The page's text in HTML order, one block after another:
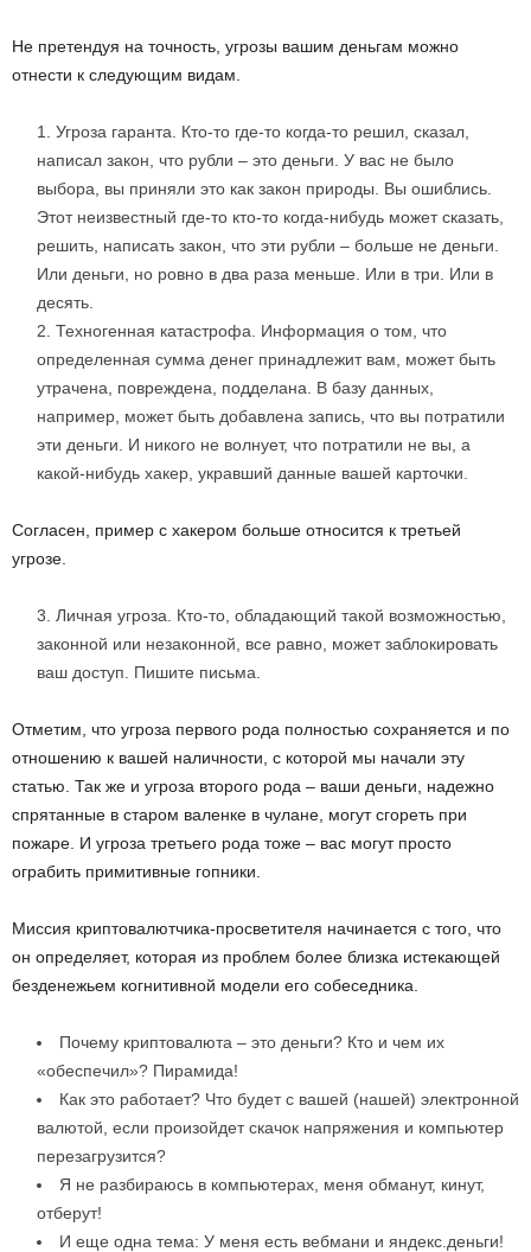
Не претендуя на точность, угрозы вашим деньгам можно
отнести к следующим видам.
Угроза гаранта. Кто-то где-то когда-то решил, сказал,
написал закон, что рубли – это деньги. У вас не было
выбора, вы приняли это как закон природы. Вы ошиблись.
Этот неизвестный где-то кто-то когда-нибудь может сказать,
решить, написать закон, что эти рубли – больше не деньги.
Или деньги, но ровно в два раза меньше. Или в три. Или в
десять.
Техногенная катастрофа. Информация о том, что
определенная сумма денег принадлежит вам, может быть
утрачена, повреждена, подделана. В базу данных,
например, может быть добавлена запись, что вы потратили
эти деньги. И никого не волнует, что потратили не вы, а
какой-нибудь хакер, укравший данные вашей карточки.
Согласен, пример с хакером больше относится к третьей
угрозе.
Личная угроза. Кто-то, обладающий такой возможностью,
законной или незаконной, все равно, может заблокировать
ваш доступ. Пишите письма.
Отметим, что угроза первого рода полностью сохраняется и по
отношению к вашей наличности, с которой мы начали эту
статью. Так же и угроза второго рода – ваши деньги, надежно
спрятанные в старом валенке в чулане, могут сгореть при
пожаре. И угроза третьего рода тоже – вас могут просто
ограбить примитивные гопники.
Миссия криптовалютчика-просветителя начинается с того, что
он определяет, которая из проблем более близка истекающей
безденежьем когнитивной модели его собеседника.
Почему криптовалюта – это деньги? Кто и чем их
«обеспечил»? Пирамида!
Как это работает? Что будет с вашей (нашей) электронной
валютой, если произойдет скачок напряжения и компьютер
перезагрузится?
Я не разбираюсь в компьютерах, меня обманут, кинут,
отберут!
И еще одна тема: У меня есть вебмани и яндекс.деньги!